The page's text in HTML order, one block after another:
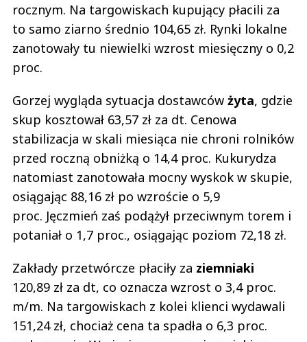
rocznym. Na targowiskach kupujący płacili za
to samo ziarno średnio 104,65 zł. Rynki lokalne
zanotowały tu niewielki wzrost miesięczny o 0,2
proc.
Gorzej wygląda sytuacja dostawców żyta, gdzie
skup kosztował 63,57 zł za dt. Cenowa
stabilizacja w skali miesiąca nie chroni rolników
przed roczną obniżką o 14,4 proc. Kukurydza
natomiast zanotowała mocny wyskok w skupie,
osiągając 88,16 zł po wzroście o 5,9
proc. Jęczmień zaś podążył przeciwnym torem i
potaniał o 1,7 proc., osiągając poziom 72,18 zł.
Zakłady przetwórcze płaciły za ziemniaki
120,89 zł za dt, co oznacza wzrost o 3,4 proc.
m/m. Na targowiskach z kolei klienci wydawali
151,24 zł, chociaż cena ta spadła o 6,3 proc.